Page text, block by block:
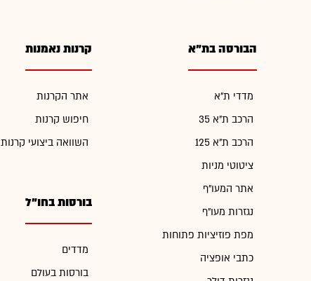
הבורסה בת"א
מדדי ת"א
הרכב ת"א 35
הרכב ת"א 125
ציטוטי מניות
אתר המעו"ף
נגזרות מעו"ף
מפת פוזיציות פתוחות
כתבי אופציה
קרנות נאמנות
אתר הקרנות
חיפוש קרנות
השוואה ביצועי קרנות
בורסות בחו"ל
מדדים
בורסות בעולם